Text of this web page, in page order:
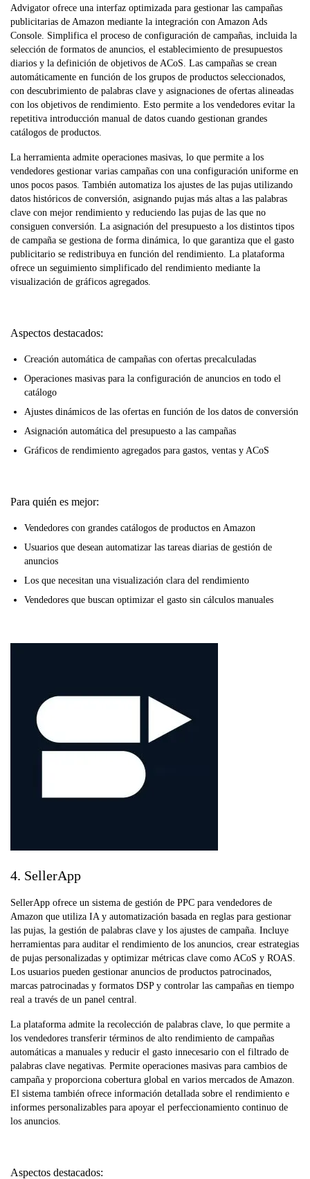
Advigator ofrece una interfaz optimizada para gestionar las campañas
publicitarias de Amazon mediante la integración con Amazon Ads
Console. Simplifica el proceso de configuración de campañas, incluida la
selección de formatos de anuncios, el establecimiento de presupuestos
diarios y la definición de objetivos de ACoS. Las campañas se crean
automáticamente en función de los grupos de productos seleccionados,
con descubrimiento de palabras clave y asignaciones de ofertas alineadas
con los objetivos de rendimiento. Esto permite a los vendedores evitar la
repetitiva introducción manual de datos cuando gestionan grandes
catálogos de productos.
La herramienta admite operaciones masivas, lo que permite a los
vendedores gestionar varias campañas con una configuración uniforme en
unos pocos pasos. También automatiza los ajustes de las pujas utilizando
datos históricos de conversión, asignando pujas más altas a las palabras
clave con mejor rendimiento y reduciendo las pujas de las que no
consiguen conversión. La asignación del presupuesto a los distintos tipos
de campaña se gestiona de forma dinámica, lo que garantiza que el gasto
publicitario se redistribuya en función del rendimiento. La plataforma
ofrece un seguimiento simplificado del rendimiento mediante la
visualización de gráficos agregados.
Aspectos destacados:
Creación automática de campañas con ofertas precalculadas
Operaciones masivas para la configuración de anuncios en todo el
catálogo
Ajustes dinámicos de las ofertas en función de los datos de conversión
Asignación automática del presupuesto a las campañas
Gráficos de rendimiento agregados para gastos, ventas y ACoS
Para quién es mejor:
Vendedores con grandes catálogos de productos en Amazon
Usuarios que desean automatizar las tareas diarias de gestión de
anuncios
Los que necesitan una visualización clara del rendimiento
Vendedores que buscan optimizar el gasto sin cálculos manuales
4. SellerApp
SellerApp ofrece un sistema de gestión de PPC para vendedores de
Amazon que utiliza IA y automatización basada en reglas para gestionar
las pujas, la gestión de palabras clave y los ajustes de campaña. Incluye
herramientas para auditar el rendimiento de los anuncios, crear estrategias
de pujas personalizadas y optimizar métricas clave como ACoS y ROAS.
Los usuarios pueden gestionar anuncios de productos patrocinados,
marcas patrocinadas y formatos DSP y controlar las campañas en tiempo
real a través de un panel central.
La plataforma admite la recolección de palabras clave, lo que permite a
los vendedores transferir términos de alto rendimiento de campañas
automáticas a manuales y reducir el gasto innecesario con el filtrado de
palabras clave negativas. Permite operaciones masivas para cambios de
campaña y proporciona cobertura global en varios mercados de Amazon.
El sistema también ofrece información detallada sobre el rendimiento e
informes personalizables para apoyar el perfeccionamiento continuo de
los anuncios.
Aspectos destacados: